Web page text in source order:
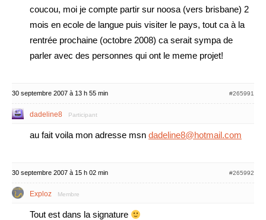
coucou, moi je compte partir sur noosa (vers brisbane) 2
mois en ecole de langue puis visiter le pays, tout ca à la
rentrée prochaine (octobre 2008) ca serait sympa de
parler avec des personnes qui ont le meme projet!
30 septembre 2007 à 13 h 55 min #265991
dadeline8 Participant
au fait voila mon adresse msn dadeline8@hotmail.com
30 septembre 2007 à 15 h 02 min #265992
Exploz Membre
Tout est dans la signature